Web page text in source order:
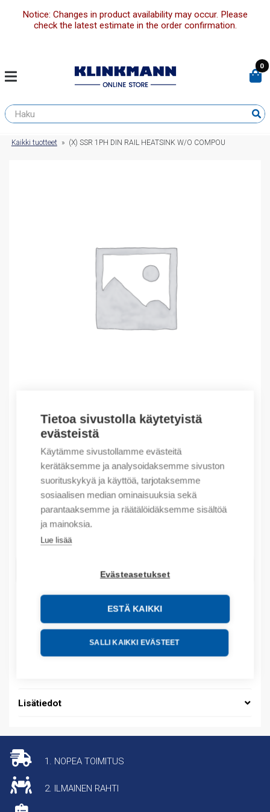
Tietoa sivustolla käytetyistä
evästeistä
Käytämme sivustollamme evästeitä
kerätäksemme ja analysoidaksemme sivuston
suorituskykyä ja käyttöä, tarjotaksemme
sosiaalisen median ominaisuuksia sekä
parantaaksemme ja räätälöidäksemme sisältöä
ja mainoksia.
Lue lisää
Evästeasetukset
ESTÄ KAIKKI
SALLI KAIKKI EVÄSTEET
Notice: Changes in product availability may occur. Please
check the latest estimate in the order confirmation.
0
Kaikki tuotteet » (X) SSR 1PH DIN RAIL HEATSINK W/O COMPOU
Outlet – Erikoishinnat
(X) SSR 1PH DIN RAIL HEATSINK W/O COMPOU
10,70€/ myyntierä
Myyntierä sis. 5 kpl
Määrä
Määrä
LISÄÄ OSTOSKORIIN
Tuotekoodit
Tilauskoodi: RHS45BD
Lisätiedot
1. NOPEA TOIMITUS
2. ILMAINEN RAHTI